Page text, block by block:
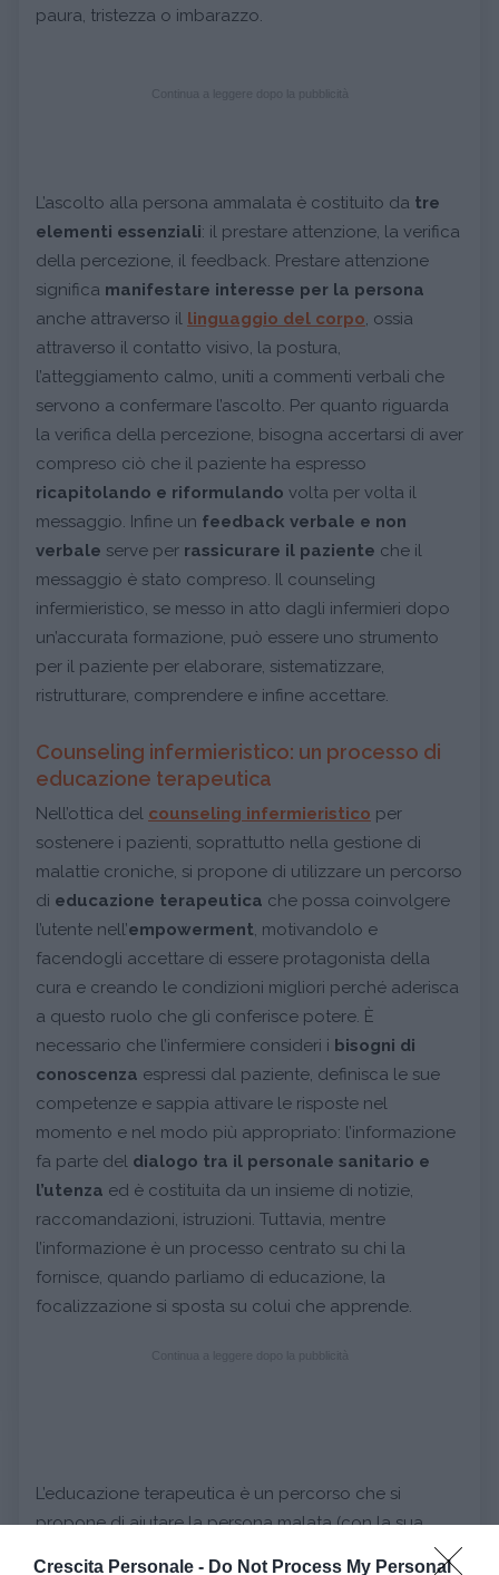
Crescita Personale - Do Not Process My Personal
paura, tristezza o imbarazzo.
L’ascolto alla persona ammalata è costituito da tre
elementi essenziali: il prestare attenzione, la verifica
della percezione, il feedback. Prestare attenzione
significa manifestare interesse per la persona
anche attraverso il linguaggio del corpo , ossia
attraverso il contatto visivo, la postura,
l’atteggiamento calmo, uniti a commenti verbali che
servono a confermare l’ascolto. Per quanto riguarda
la verifica della percezione, bisogna accertarsi di aver
compreso ciò che il paziente ha espresso
ricapitolando e riformulando volta per volta il
messaggio. Infine un feedback verbale e non
verbale serve per rassicurare il paziente che il
messaggio è stato compreso. Il counseling
infermieristico, se messo in atto dagli infermieri dopo
un’accurata formazione, può essere uno strumento
per il paziente per elaborare, sistematizzare,
ristrutturare, comprendere e infine accettare.
Counseling infermieristico: un processo di
educazione terapeutica
Nell’ottica del counseling infermieristico per
sostenere i pazienti, soprattutto nella gestione di
malattie croniche, si propone di utilizzare un percorso
di educazione terapeutica che possa coinvolgere
l’utente nell’empowerment , motivandolo e
facendogli accettare di essere protagonista della
cura e creando le condizioni migliori perché aderisca
a questo ruolo che gli conferisce potere. È
necessario che l’infermiere consideri i bisogni di
conoscenza espressi dal paziente, definisca le sue
competenze e sappia attivare le risposte nel
momento e nel modo più appropriato: l’informazione
fa parte del dialogo tra il personale sanitario e
l’utenza ed è costituita da un insieme di notizie,
raccomandazioni, istruzioni. Tuttavia, mentre
l’informazione è un processo centrato su chi la
fornisce, quando parliamo di educazione, la
focalizzazione si sposta su colui che apprende.
L’educazione terapeutica è un percorso che si
propone di aiutare la persona malata (con la sua
famiglia e nell’ambiente che lo circonda) ad acquisire